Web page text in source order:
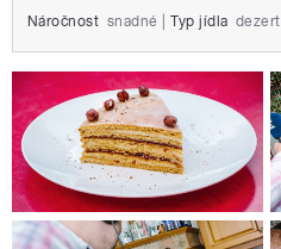
Náročnost snadné Typ jídla dezert